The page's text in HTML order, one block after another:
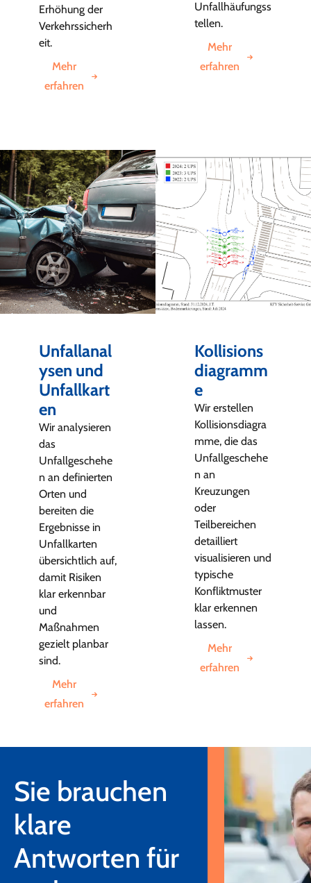
Erhöhung der
Verkehrssicherh
eit.
Mehr
erfahren
Unfallhäufungss
tellen.
Mehr
erfahren
Unfallanal
ysen und
Unfallkart
en
Wir analysieren
das
Unfallgeschehe
n an definierten
Orten und
bereiten die
Ergebnisse in
Unfallkarten
übersichtlich auf,
damit Risiken
klar erkennbar
und
Maßnahmen
gezielt planbar
sind.
Mehr
erfahren
Kollisions
diagramm
e
Wir erstellen
Kollisionsdiagra
mme, die das
Unfallgeschehe
n an
Kreuzungen
oder
Teilbereichen
detailliert
visualisieren und
typische
Konfliktmuster
klar erkennen
lassen.
Mehr
erfahren
Sie brauchen
klare
Antworten für